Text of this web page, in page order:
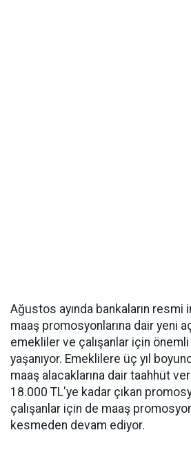
Ağustos ayında bankaların
maaş promosyonlarına dair yeni
emekliler ve çalışanlar için
yaşanıyor. Emeklilere üç yıl
maaş alacaklarına dair taahhüt
18.000 TL'ye kadar çıkan
çalışanlar için de maaş
kesmeden devam ediyor.